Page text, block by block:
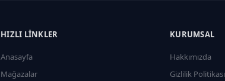
HIZLI LINKLER
Anasayfa
Mağazalar
KURUMSAL
Hakkımızda
Gizlilik Politikası